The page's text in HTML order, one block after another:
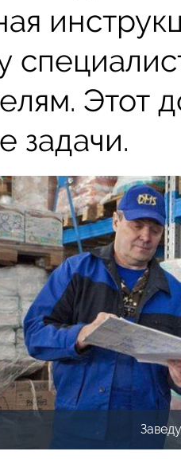
Этот
задачи.